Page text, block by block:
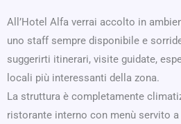
All’Hotel Alfa verrai accolto in
uno staff sempre disponibile e
suggerirti itinerari, visite guidate,
locali più interessanti della zona.
La struttura è completamente
ristorante interno con menù servito